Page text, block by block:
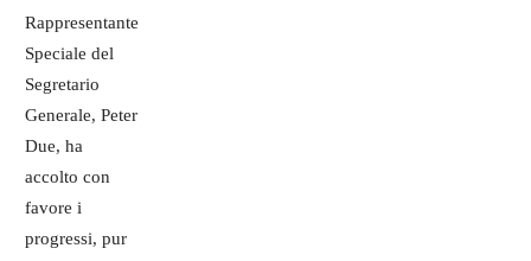
Rappresentante
Speciale del
Segretario
Generale, Peter
Due, ha
accolto con
favore i
progressi, pur